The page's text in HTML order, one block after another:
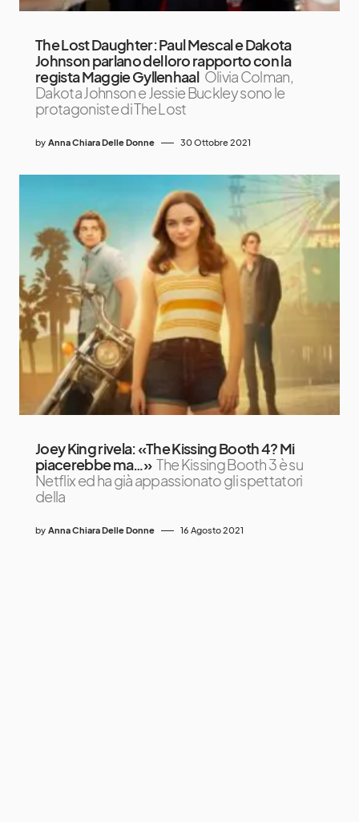
The Lost Daughter: Paul Mescal e Dakota
Johnson parlano del loro rapporto con la
regista Maggie Gyllenhaal Olivia Colman,
Dakota Johnson e Jessie Buckley sono le
protagoniste di The Lost
by Anna Chiara Delle Donne 30 Ottobre 2021
Joey King rivela: «The Kissing Booth 4? Mi
piacerebbe ma…» The Kissing Booth 3 è su
Netflix ed ha già appassionato gli spettatori
della
by Anna Chiara Delle Donne 16 Agosto 2021